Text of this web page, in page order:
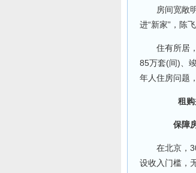
房间宽敞明
进“新家”，陈
住有所居，
85万套(间)、
年人住房问题
租
保障房
在北京，
设收入门槛，